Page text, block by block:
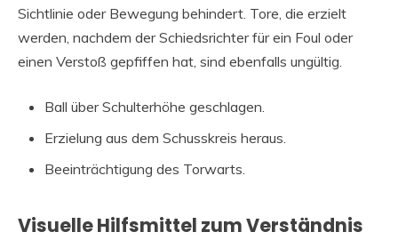
Sichtlinie oder Bewegung behindert. Tore, die erzielt
werden, nachdem der Schiedsrichter für ein Foul oder
einen Verstoß gepfiffen hat, sind ebenfalls ungültig.
Ball über Schulterhöhe geschlagen.
Erzielung aus dem Schusskreis heraus.
Beeinträchtigung des Torwarts.
Visuelle Hilfsmittel zum Verständnis